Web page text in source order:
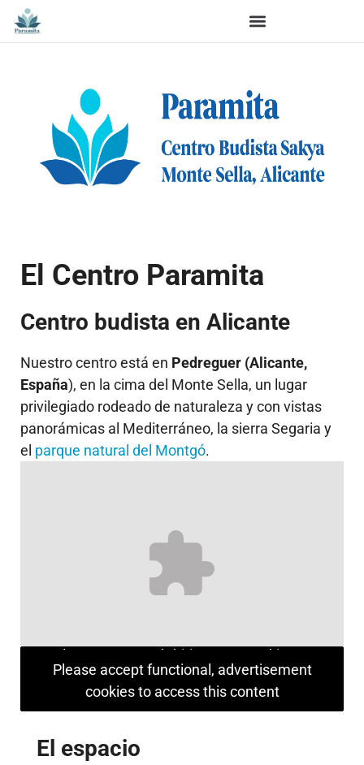
El Centro Paramita
Centro budista en Alicante
Nuestro centro está en Pedreguer (Alicante,
España), en la cima del Monte Sella, un lugar
privilegiado rodeado de naturaleza y con vistas
panorámicas al Mediterráneo, la sierra Segaria y
el parque natural del Montgó.
Please accept advertisement cookies to access this content
Please accept functional, advertisement
cookies to access this content
El espacio